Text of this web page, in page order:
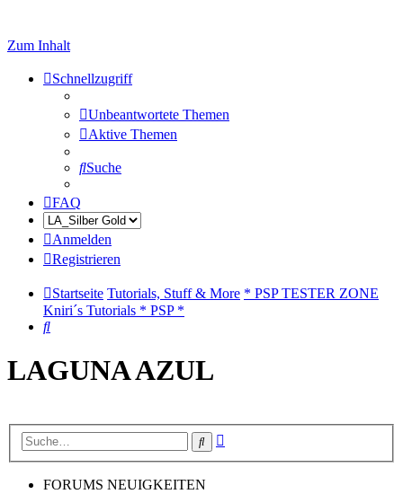
Zum Inhalt
Schnellzugriff
Unbeantwortete Themen
Aktive Themen
Suche
FAQ
Anmelden
Registrieren
Startseite Tutorials, Stuff & More * PSP TESTER ZONE
Kniri´s Tutorials * PSP *
Suche
LAGUNA AZUL
Suche
FORUMS NEUIGKEITEN